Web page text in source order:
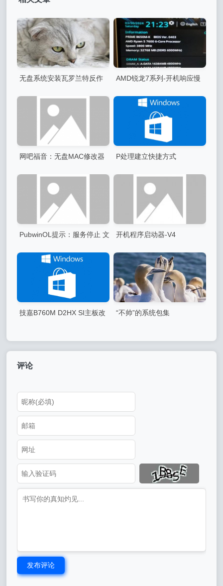
无盘系统安装瓦罗兰特反作
AMD锐龙7系列-开机响应慢
网吧福音：无盘MAC修改器
P处理建立快捷方式
PubwinOL提示：服务停止 文
软件解决方法。
开机程序启动器-V4
技嘉B760M D2HX SI主板改
“不帅”的系统包集
评论
发布评论